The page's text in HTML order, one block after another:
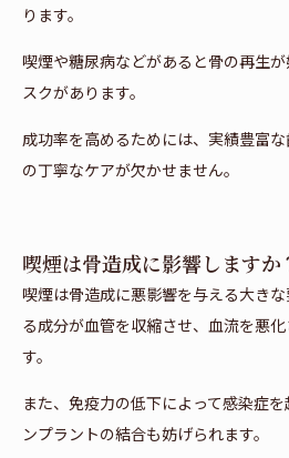
ります。
喫煙や糖尿病などがあると骨の再生
スクがあります。
成功率を高めるためには、実績豊富
の丁寧なケアが欠かせません。
喫煙は骨造成に影響しますか
喫煙は骨造成に悪影響を与える大き
る成分が血管を収縮させ、血流を悪
す。
また、免疫力の低下によって感染症
ンプラントの結合も妨げられます。